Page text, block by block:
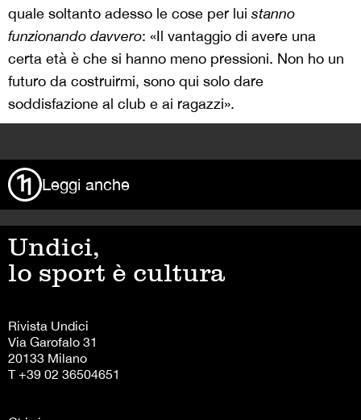
quale soltanto adesso le cose per lui stanno
funzionando davvero: «Il vantaggio di avere una
certa età è che si hanno meno pressioni. Non ho un
futuro da costruirmi, sono qui solo dare
soddisfazione al club e ai ragazzi».
Leggi anche
Undici,
lo sport è cultura
Rivista Undici
Via Garofalo 31
20133 Milano
T +39 02 36504651